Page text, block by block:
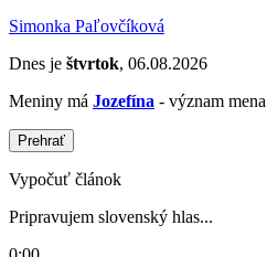
Simonka Paľovčíková
Dnes je štvrtok, 06.08.2026
Meniny má Jozefína - význam mena
Prehrať
Vypočuť článok
Pripravujem slovenský hlas...